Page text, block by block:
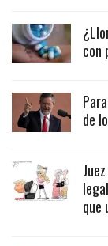
con
de
que